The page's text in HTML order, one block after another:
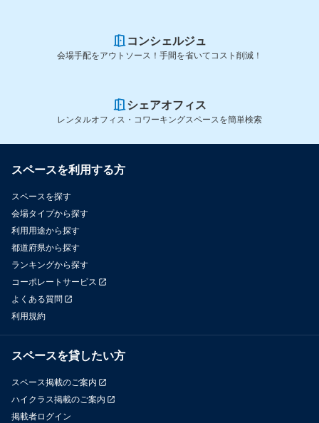
コンシェルジュ
会場手配をアウトソース！手間を省いてコスト削減！
シェアオフィス
レンタルオフィス・コワーキングスペースを簡単検索
スペースを利用する方
スペースを探す
会場タイプから探す
利用用途から探す
都道府県から探す
ランキングから探す
コーポレートサービス
よくある質問
利用規約
スペースを貸したい方
スペース掲載のご案内
ハイクラス掲載のご案内
掲載者ログイン